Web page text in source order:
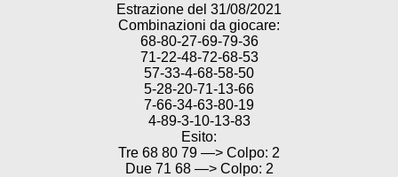
Estrazione del 31/08/2021
Combinazioni da giocare:
68-80-27-69-79-36
71-22-48-72-68-53
57-33-4-68-58-50
5-28-20-71-13-66
7-66-34-63-80-19
4-89-3-10-13-83
Esito:
Tre 68 80 79 —> Colpo: 2
Due 71 68 —> Colpo: 2